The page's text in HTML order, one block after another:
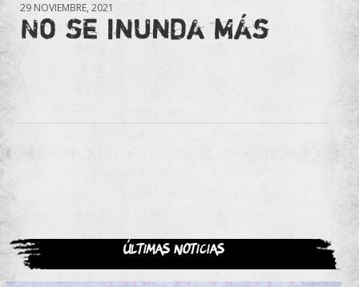
29 NOVIEMBRE, 2021
No se inunda más
Últimas noticias